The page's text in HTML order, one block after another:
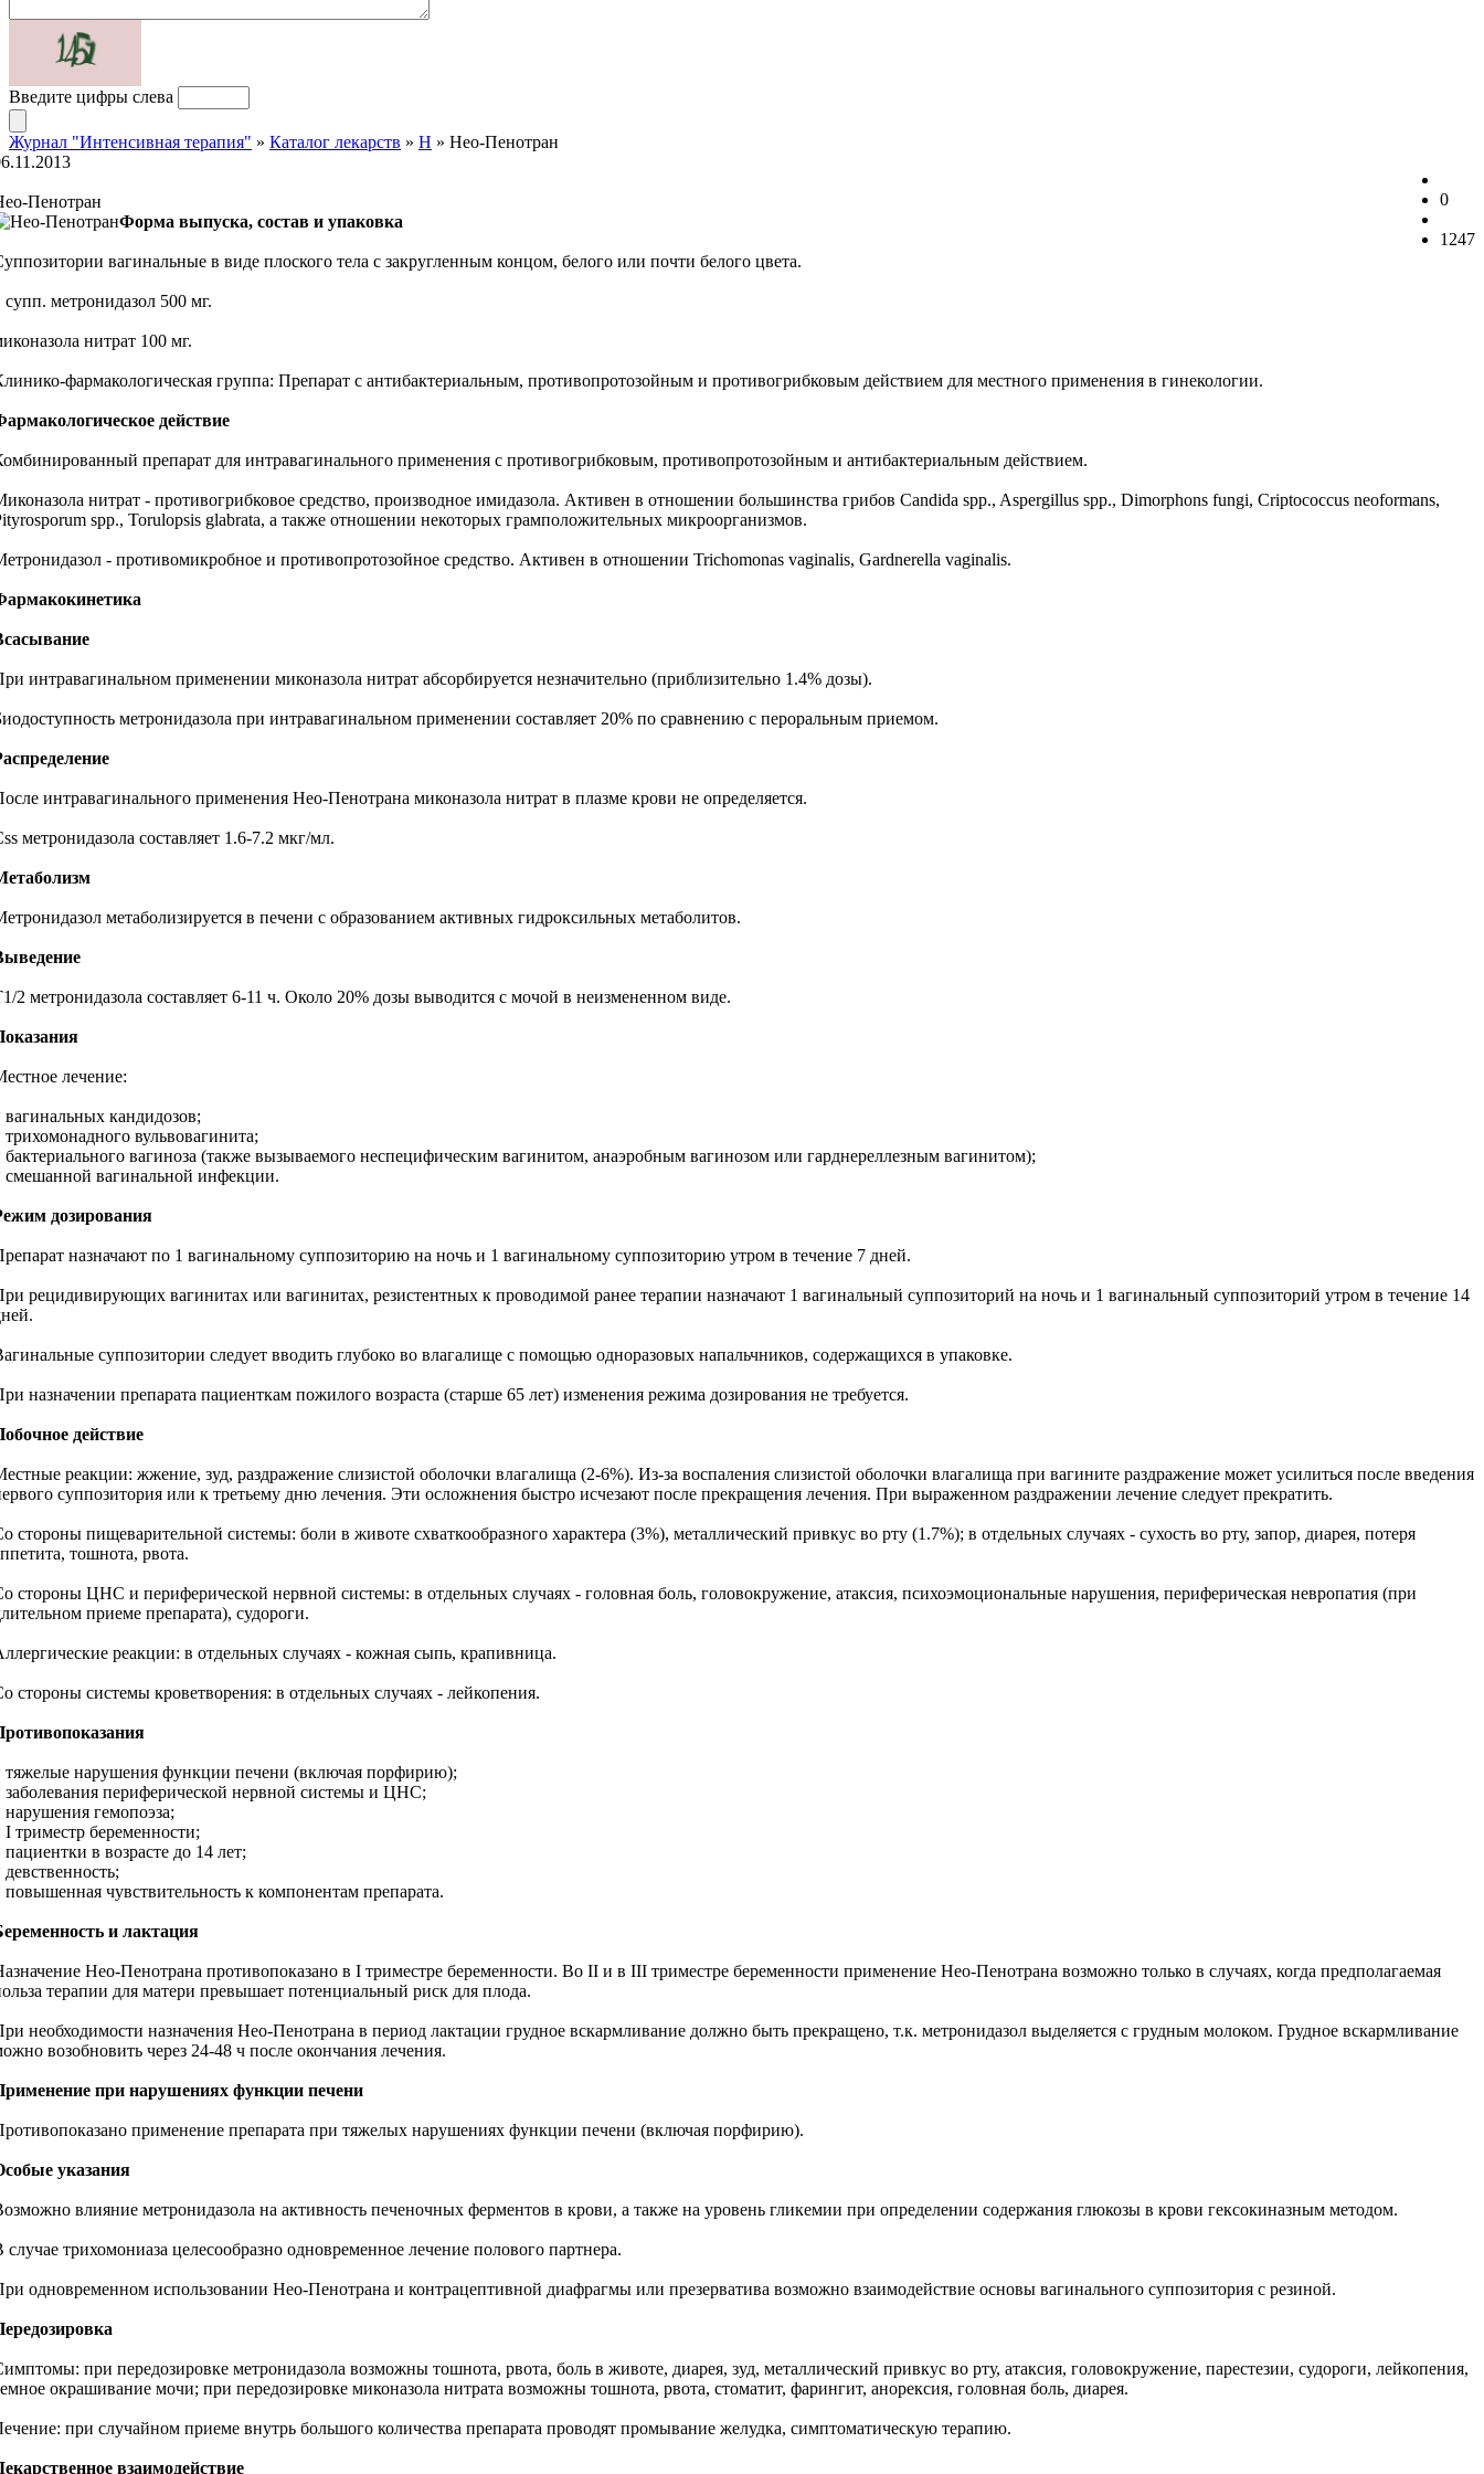
Введите цифры слева
Журнал "Интенсивная терапия" » Каталог лекарств » Н » Нео-Пенотран
0
1247
Пенотран
Форма выпуска, состав и упаковка
вагинальные в виде плоского тела с закругленным концом, белого или почти белого цвета.
супп. метронидазол 500 мг.
нитрат 100 мг.
фармакологическая группа: Препарат с антибактериальным, противопротозойным и противогрибковым действием для местного применения в гинекологии.
действие
препарат для интравагинального применения с противогрибковым, противопротозойным и антибактериальным действием.
нитрат - противогрибковое средство, производное имидазола. Aктивен в отношении большинства грибов Candida spp., Aspergillus spp., Dimorphons fungi, Criptococcus neoformans,
spp., Torulopsis glabrata, а также отношении некоторых грамположительных микроорганизмов.
- противомикробное и противопротозойное средство. Активен в отношении Trichomonas vaginalis, Gardnerella vaginalis.
интравагинальном применении миконазола нитрат абсорбируется незначительно (приблизительно 1.4% дозы).
метронидазола при интравагинальном применении составляет 20% по сравнению с пероральным приемом.
интравагинального применения Нео-Пенотрана миконазола нитрат в плазме крови не определяется.
метронидазола составляет 1.6-7.2 мкг/мл.
метаболизируется в печени с образованием активных гидроксильных метаболитов.
2 метронидазола составляет 6-11 ч. Около 20% дозы выводится с мочой в неизмененном виде.
лечение:
вагинальных кандидозов;
вульвовагинита;
бактериального вагиноза (также вызываемого неспецифическим вагинитом, анаэробным вагинозом или гарднереллезным вагинитом);
смешанной вагинальной инфекции.
дозирования
назначают по 1 вагинальному суппозиторию на ночь и 1 вагинальному суппозиторию утром в течение 7 дней.
рецидивирующих вагинитах или вагинитах, резистентных к проводимой ранее терапии назначают 1 вагинальный суппозиторий на ночь и 1 вагинальный суппозиторий утром в течение 14
суппозитории следует вводить глубоко во влагалище с помощью одноразовых напальчников, содержащихся в упаковке.
назначении препарата пациенткам пожилого возраста (старше 65 лет) изменения режима дозирования не требуется.
действие
реакции: жжение, зуд, раздражение слизистой оболочки влагалища (2-6%). Из-за воспаления слизистой оболочки влагалища при вагините раздражение может усилиться после введения
суппозитория или к третьему дню лечения. Эти осложнения быстро исчезают после прекращения лечения. При выраженном раздражении лечение следует прекратить.
стороны пищеварительной системы: боли в животе схваткообразного характера (3%), металлический привкус во рту (1.7%); в отдельных случаях - сухость во рту, запор, диарея, потеря
тошнота, рвота.
стороны ЦНС и периферической нервной системы: в отдельных случаях - головная боль, головокружение, атаксия, психоэмоциональные нарушения, периферическая невропатия (при
приеме препарата), судороги.
реакции: в отдельных случаях - кожная сыпь, крапивница.
стороны системы кроветворения: в отдельных случаях - лейкопения.
тяжелые нарушения функции печени (включая порфирию);
заболевания периферической нервной системы и ЦНС;
нарушения гемопоэза;
I триместр беременности;
в возрасте до 14 лет;
повышенная чувствительность к компонентам препарата.
и лактация
Нео-Пенотрана противопоказано в I триместре беременности. Во II и в III триместре беременности применение Нео-Пенотрана возможно только в случаях, когда предполагаемая
терапии для матери превышает потенциальный риск для плода.
необходимости назначения Нео-Пенотрана в период лактации грудное вскармливание должно быть прекращено, т.к. метронидазол выделяется с грудным молоком. Грудное вскармливание
возобновить через 24-48 ч после окончания лечения.
при нарушениях функции печени
применение препарата при тяжелых нарушениях функции печени (включая порфирию).
указания
влияние метронидазола на активность печеночных ферментов в крови, а также на уровень гликемии при определении содержания глюкозы в крови гексокиназным методом.
случае трихомониаза целесообразно одновременное лечение полового партнера.
одновременном использовании Нео-Пенотрана и контрацептивной диафрагмы или презерватива возможно взаимодействие основы вагинального суппозитория с резиной.
при передозировке метронидазола возможны тошнота, рвота, боль в животе, диарея, зуд, металлический привкус во рту, атаксия, головокружение, парестезии, судороги, лейкопения,
окрашивание мочи; при передозировке миконазола нитрата возможны тошнота, рвота, стоматит, фарингит, анорексия, головная боль, диарея.
при случайном приеме внутрь большого количества препарата проводят промывание желудка, симптоматическую терапию.
взаимодействие